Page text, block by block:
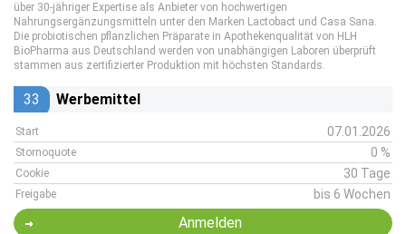
über 30-jähriger Expertise als Anbieter von hochwertigen
Nahrungsergänzungsmitteln unter den Marken Lactobact und Casa Sana.
Die probiotischen pflanzlichen Präparate in Apothekenqualität von HLH
BioPharma aus Deutschland werden von unabhängigen Laboren überprüft
stammen aus zertifizierter Produktion mit höchsten Standards.
33 Werbemittel
Start 07.01.2026
Stornoquote 0 %
Cookie 30 Tage
Freigabe bis 6 Wochen
Anmelden